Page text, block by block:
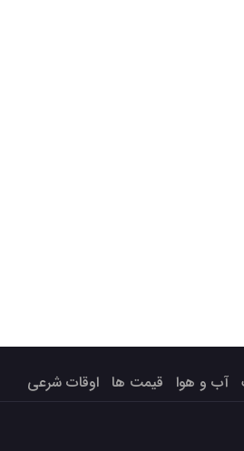
آب و هوا قیمت ها اوقات شرعی